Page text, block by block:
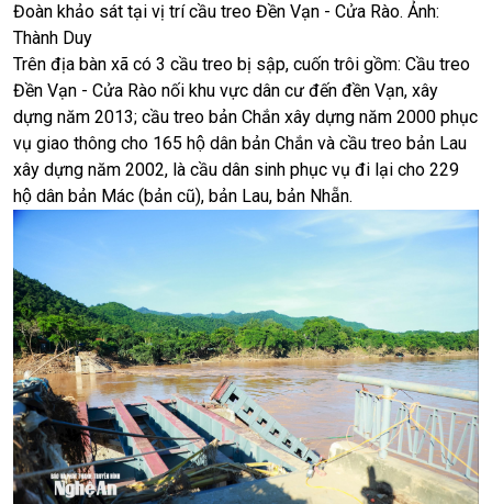
Đoàn khảo sát tại vị trí cầu treo Đền Vạn - Cửa Rào. Ảnh:
Thành Duy
Trên địa bàn xã có 3 cầu treo bị sập, cuốn trôi gồm: Cầu treo
Đền Vạn - Cửa Rào nối khu vực dân cư đến đền Vạn, xây
dựng năm 2013; cầu treo bản Chắn xây dựng năm 2000 phục
vụ giao thông cho 165 hộ dân bản Chắn và cầu treo bản Lau
xây dựng năm 2002, là cầu dân sinh phục vụ đi lại cho 229
hộ dân bản Mác (bản cũ), bản Lau, bản Nhẵn.